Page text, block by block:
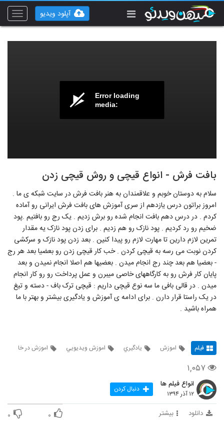
Toggle
آپلود ویدیو
Error loading
media:
بافت فرش - انواع قیچی و روش قیچی زدن
سلام به دوستان خوبم و علاقمندان به هنر بافت فرش در سایت شبکه ی ما .
امروز براتون درس یازدهم از سری آموزش های بافت فرش ایرانی رو آماده
کردم . در درس دهم بافت انجام شده رو برش زدیم . یک رج رو بافتیم .پود
ضخیم رو رد کردیم . پود نازک رو هم زدیم . برای زدن پود نازک یه مقدار
تمرین لازم دارین تا مهارت لازم رو پیدا کنین . بعد زدن پود نازک و سرکشی
کردن نوبت می رسه به قیچی کردن . خب کار قیچی زدن رو بعضیا بعد هر رج
- بعضیا هم بعد چند رج انجام میدن . بعضیها هم اصلا انجام نمیدن و بعد
پایان کار فرش رو به کارگاههای خاصی میبرن و عمل پرداخت رو رو کار انجام
میدن . در قالی بافی ما سه نوع قیچی داریم : قیچی ترک باف - دسته و تیغ
در یک راستا قرار دارن . برای ادامه ی آموزش و یادگیری بیشتر و بهتر با ما
همراه باشید .
فیلم اموزش يادگيري اموزش ويديويي اموزش در خا
۱,۰۵۷
انواع فیلم ها
۱۲ آذر ۱۳۹۴ دنبال کردن
دانلود بیشتر ۰ ۰